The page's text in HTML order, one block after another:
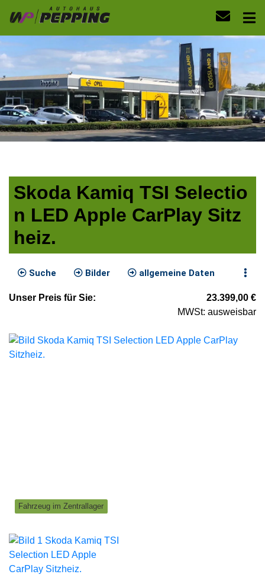
Skoda Kamiq TSI Selectio
n LED Apple CarPlay Sitz
heiz.
Suche Bilder allgemeine Daten
Unser Preis für Sie: 23.399,00 €
MWSt: ausweisbar
Fahrzeug im Zentrallager